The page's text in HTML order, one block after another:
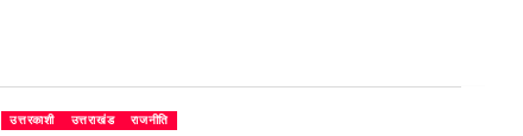
उत्तरकाशी उत्तराखंड राजनीति